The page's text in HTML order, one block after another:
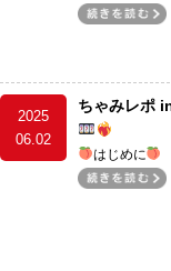
2025
06.02
ちゃみレポ
はじめに